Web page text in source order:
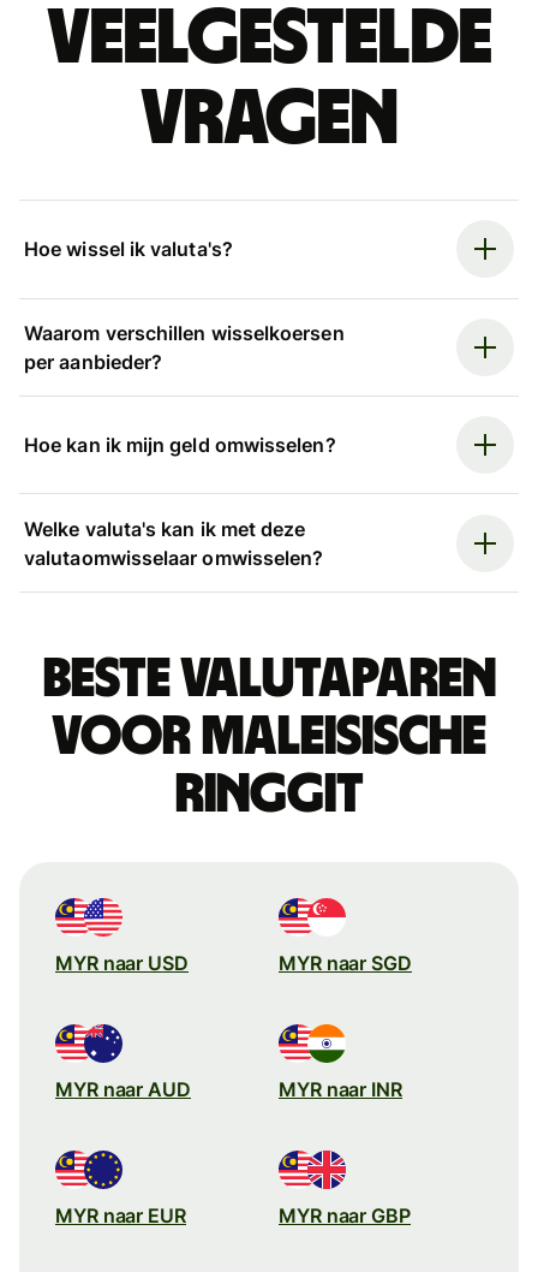
Veelgestelde
vragen
Hoe wissel ik valuta's?
Waarom verschillen wisselkoersen
per aanbieder?
Hoe kan ik mijn geld omwisselen?
Welke valuta's kan ik met deze
valutaomwisselaar omwisselen?
Beste valutaparen
voor Maleisische
ringgit
MYR naar USD MYR naar SGD
MYR naar AUD MYR naar INR
MYR naar EUR MYR naar GBP